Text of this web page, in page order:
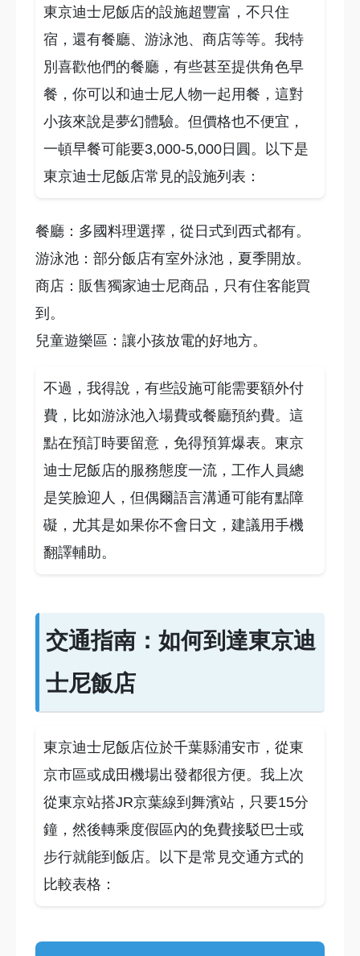
東京迪士尼飯店的設施超豐富，不只住
宿，還有餐廳、游泳池、商店等等。我特
別喜歡他們的餐廳，有些甚至提供角色早
餐，你可以和迪士尼人物一起用餐，這對
小孩來說是夢幻體驗。但價格也不便宜，
一頓早餐可能要3,000-5,000日圓。以下是
東京迪士尼飯店常見的設施列表：
餐廳：多國料理選擇，從日式到西式都有。
游泳池：部分飯店有室外泳池，夏季開放。
商店：販售獨家迪士尼商品，只有住客能買
到。
兒童遊樂區：讓小孩放電的好地方。
不過，我得說，有些設施可能需要額外付
費，比如游泳池入場費或餐廳預約費。這
點在預訂時要留意，免得預算爆表。東京
迪士尼飯店的服務態度一流，工作人員總
是笑臉迎人，但偶爾語言溝通可能有點障
礙，尤其是如果你不會日文，建議用手機
翻譯輔助。
交通指南：如何到達東京迪
士尼飯店
東京迪士尼飯店位於千葉縣浦安市，從東
京市區或成田機場出發都很方便。我上次
從東京站搭JR京葉線到舞濱站，只要15分
鐘，然後轉乘度假區內的免費接駁巴士或
步行就能到飯店。以下是常見交通方式的
比較表格：